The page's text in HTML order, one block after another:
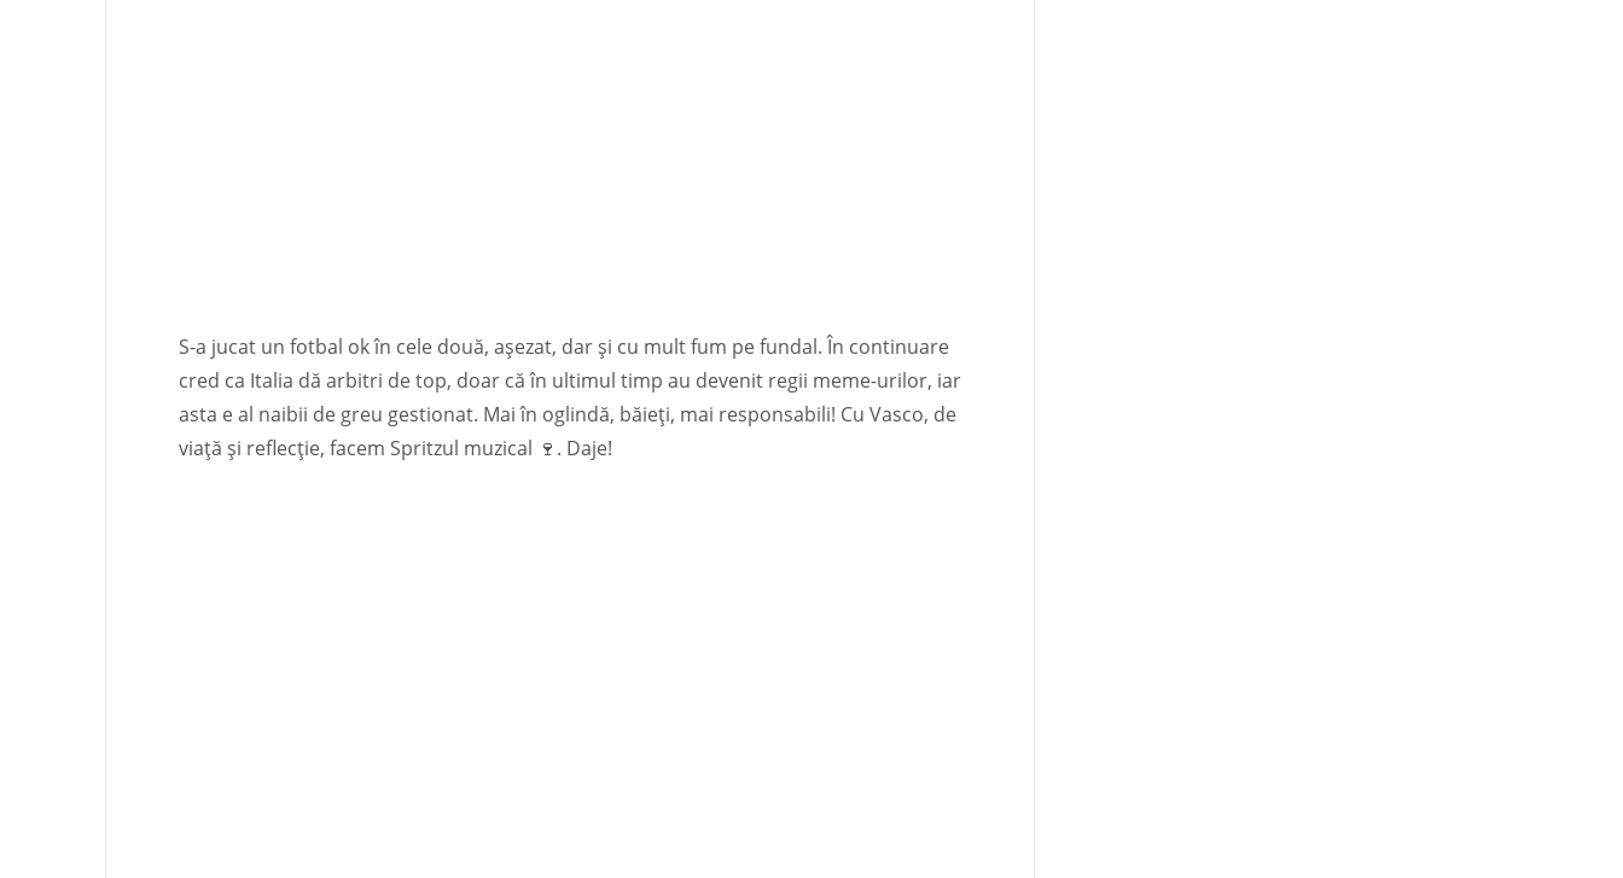
S-a jucat un fotbal ok în cele două, așezat, dar și cu mult fum pe fundal. În continuare
cred ca Italia dă arbitri de top, doar că în ultimul timp au devenit regii meme-urilor, iar
asta e al naibii de greu gestionat. Mai în oglindă, băieți, mai responsabili! Cu Vasco, de
viață și reflecție, facem Spritzul muzical 🍷. Daje!